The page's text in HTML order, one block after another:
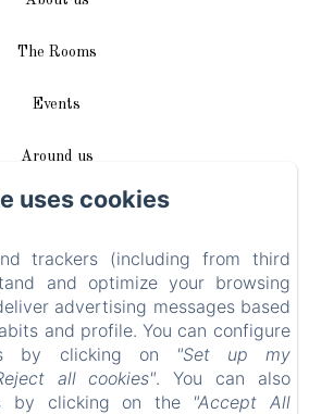
The Rooms
Events
Around us
/ Contact
Plan du site
Blog
Legal notice
uses cookies
trackers (including from third
and optimize your browsing
advertising messages based
and profile. You can configure
by clicking on
"Set up my
all cookies". You can also
by clicking on the "Accept All